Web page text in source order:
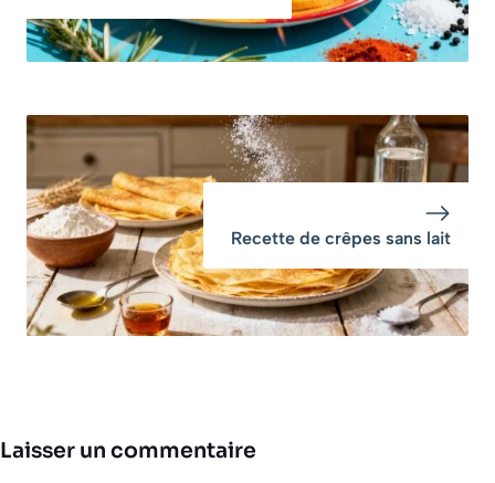
Recette de crêpes sans lait
Laisser un commentaire